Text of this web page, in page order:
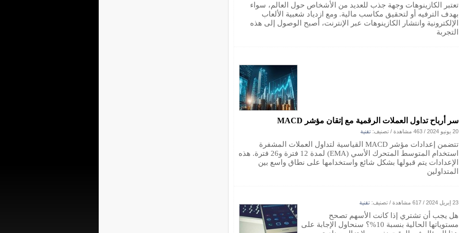
تعتبر الكازينوهات وجهة جذب للعديد من الأشخاص حول العالم، سواء
بهدف الترفيه أو لتحقيق مكاسب مالية. ومع ازدياد شعبية الألعاب
الإلكترونية وانتشار الكازينوهات عبر الإنترنت، أصبح الوصول إلى هذه
التجربة
سر أرباح تداول العملات الرقمية مع إتقان مؤشر MACD
20 يونيو 2024 / 463 مشاهدة / تصنيف: تقنية
تتضمن إعدادات مؤشر MACD القياسية لتداول العملات المشفرة
استخدام المتوسط المتحرك الأسي (EMA) لمدة 12 فترة و26 فترة. هذه
الإعدادات يتم قبولها بشكل شائع واستخدامها على نطاق واسع بين
المتداولين
23 إبريل 2024 / 617 مشاهدة / تصنيف: تقنية
هل يجب أن تشتري إذا كانت الأسهم تصحح
مستوياتها الحالية بنسبة 10%؟ سنحاول الإجابة على